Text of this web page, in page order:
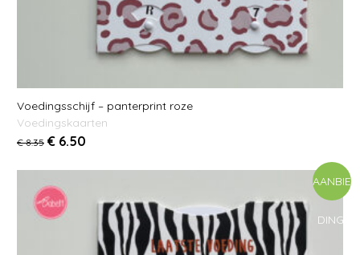
Voedingsschijf – panterprint roze
Voedingskaarten
€8.35 € 6.50
AANBIE
DING!